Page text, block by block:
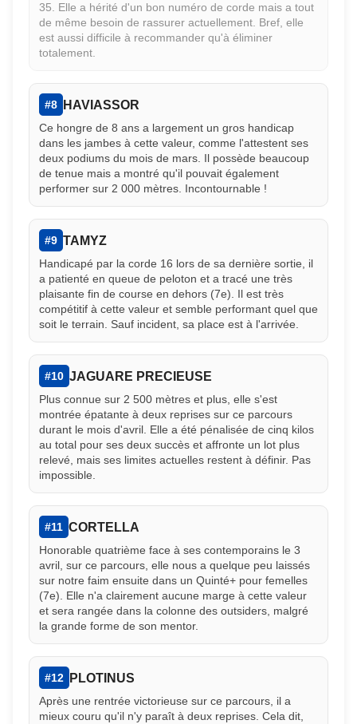
35. Elle a hérité d'un bon numéro de corde mais a tout
de même besoin de rassurer actuellement. Bref, elle
est aussi difficile à recommander qu'à éliminer
totalement.
#8 HAVIASSOR
Ce hongre de 8 ans a largement un gros handicap
dans les jambes à cette valeur, comme l'attestent ses
deux podiums du mois de mars. Il possède beaucoup
de tenue mais a montré qu'il pouvait également
performer sur 2 000 mètres. Incontournable !
#9 TAMYZ
Handicapé par la corde 16 lors de sa dernière sortie, il
a patienté en queue de peloton et a tracé une très
plaisante fin de course en dehors (7e). Il est très
compétitif à cette valeur et semble performant quel que
soit le terrain. Sauf incident, sa place est à l'arrivée.
#10 JAGUARE PRECIEUSE
Plus connue sur 2 500 mètres et plus, elle s'est
montrée épatante à deux reprises sur ce parcours
durant le mois d'avril. Elle a été pénalisée de cinq kilos
au total pour ses deux succès et affronte un lot plus
relevé, mais ses limites actuelles restent à définir. Pas
impossible.
#11 CORTELLA
Honorable quatrième face à ses contemporains le 3
avril, sur ce parcours, elle nous a quelque peu laissés
sur notre faim ensuite dans un Quinté+ pour femelles
(7e). Elle n'a clairement aucune marge à cette valeur
et sera rangée dans la colonne des outsiders, malgré
la grande forme de son mentor.
#12 PLOTINUS
Après une rentrée victorieuse sur ce parcours, il a
mieux couru qu'il n'y paraît à deux reprises. Cela dit,